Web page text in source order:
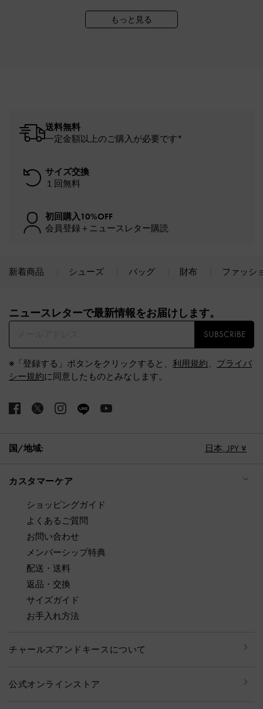
もっと見る
送料無料
一定金額以上のご購入が必要です*
サイズ交換
１回無料
初回購入10%OFF
会員登録＋ニュースレター購読
新着商品 シューズ バッグ 財布 ファッシ
ニュースレターで最新情報をお届けします。​
SUBSCRIBE
※「登録する」ボタンをクリックすると、 利用規約、 プライバ
シー規約に同意したものとみなします。
国/地域: 日本, JPY ¥
カスタマーケア
ショッピングガイド
よくあるご質問
お問い合わせ
メンバーシップ特典
配送・送料
返品・交換
サイズガイド
お手入れ方法
チャールズアンドキースについて
公式オンラインストア